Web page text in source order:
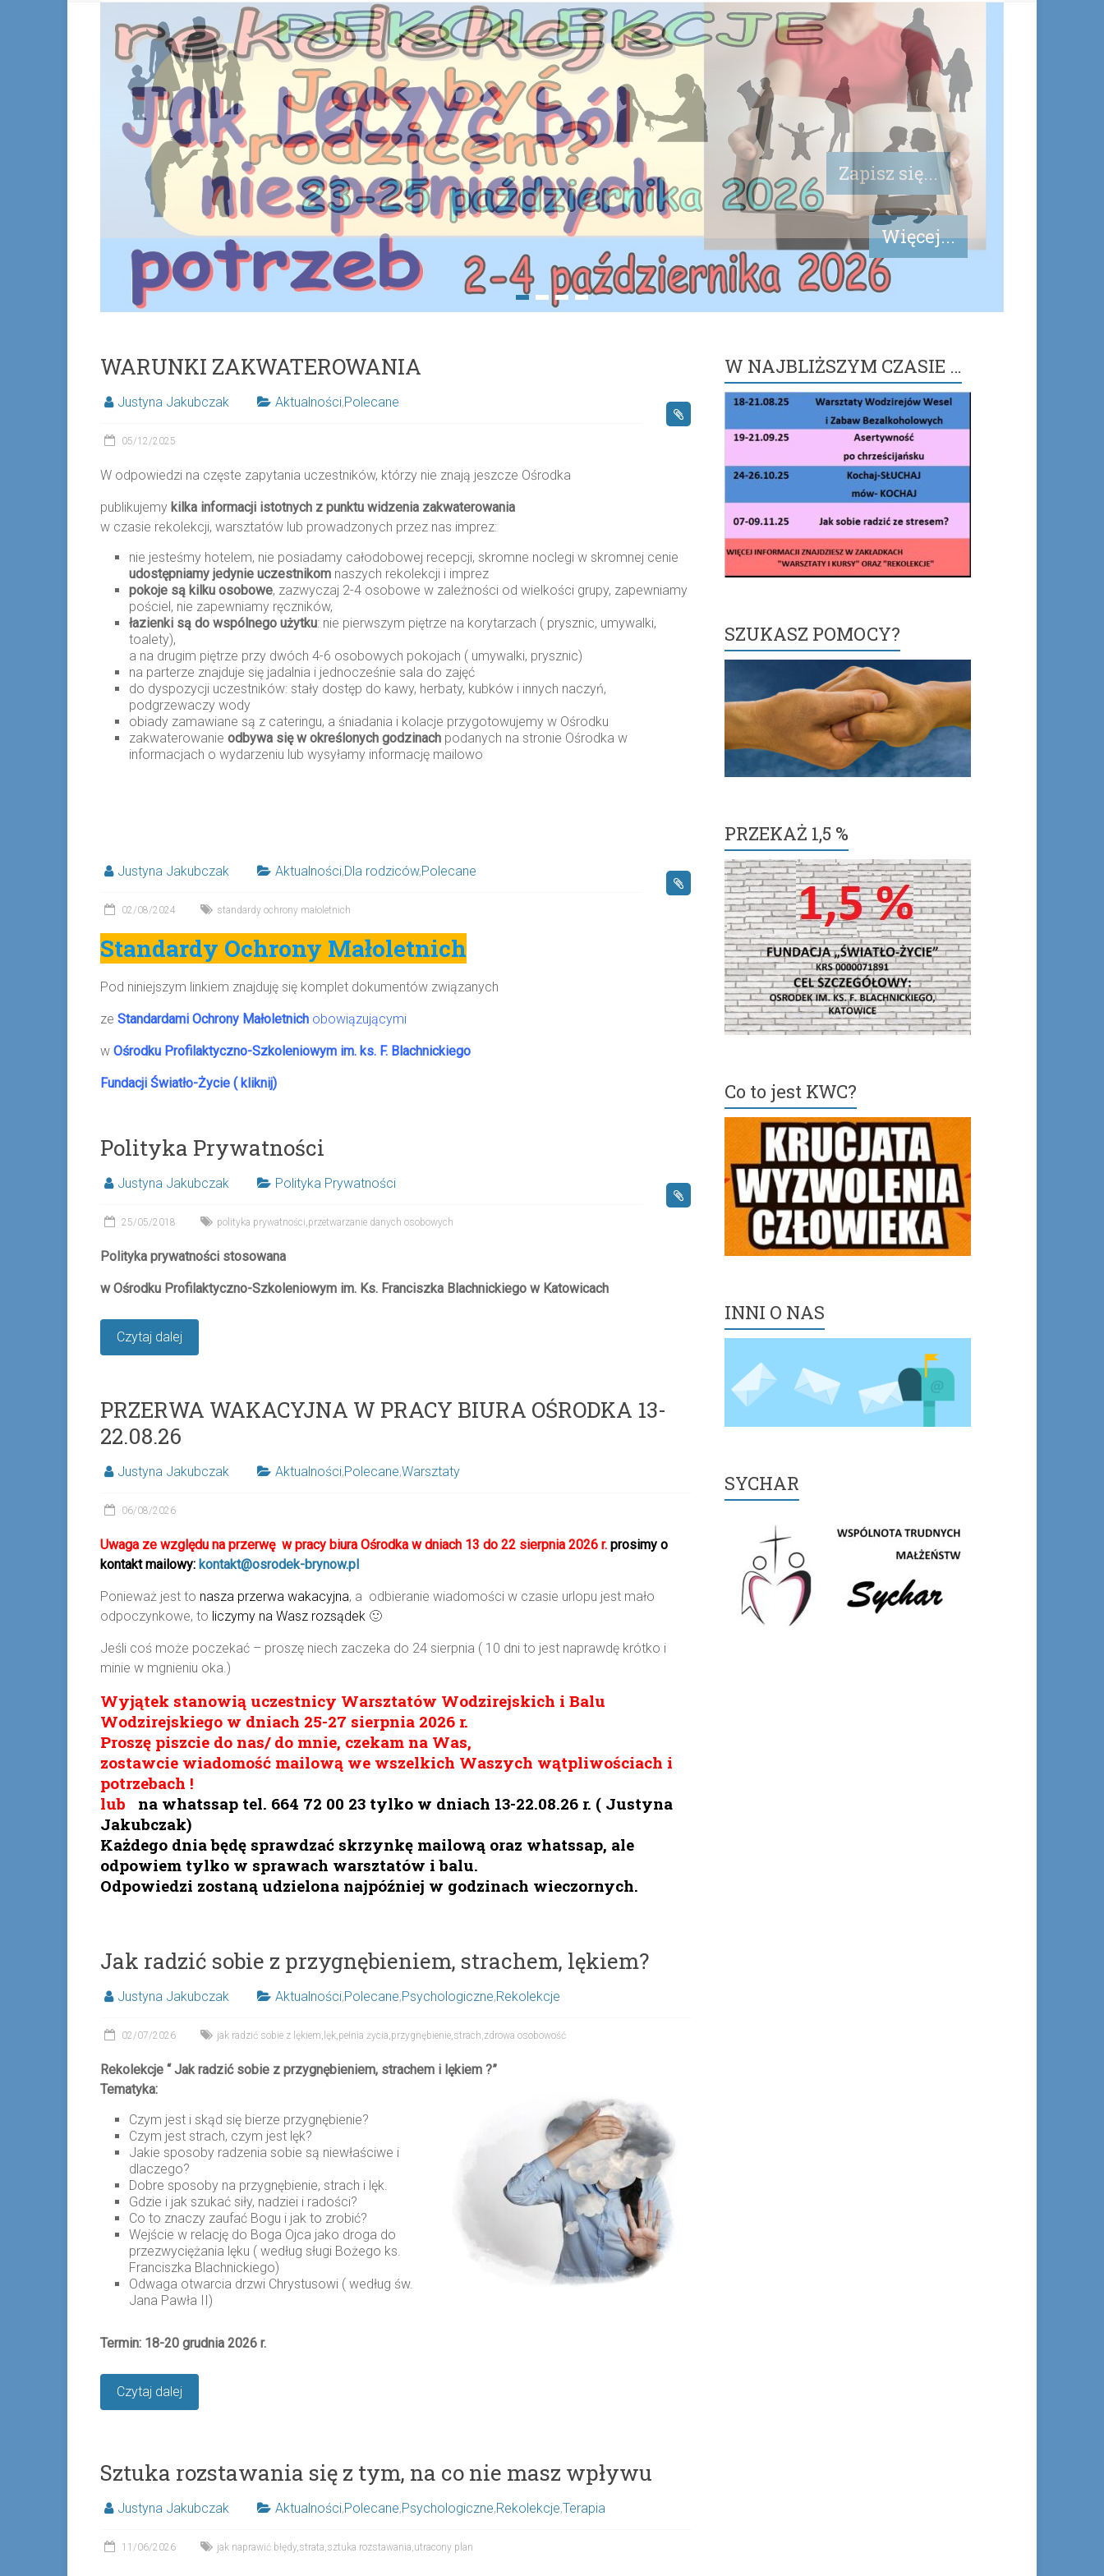
Więcej...
WARUNKI ZAKWATEROWANIA
Justyna Jakubczak Aktualności,Polecane
05/12/2025
W odpowiedzi na częste zapytania uczestników, którzy nie znają jeszcze Ośrodka
publikujemy kilka informacji istotnych z punktu widzenia zakwaterowania
w czasie rekolekcji, warsztatów lub prowadzonych przez nas imprez:
nie jesteśmy hotelem, nie posiadamy całodobowej recepcji, skromne noclegi w skromnej cenie
udostępniamy jedynie uczestnikom naszych rekolekcji i imprez
pokoje są kilku osobowe, zazwyczaj 2-4 osobowe w zależności od wielkości grupy, zapewniamy
pościel, nie zapewniamy ręczników,
łazienki są do wspólnego użytku: nie pierwszym piętrze na korytarzach ( prysznic, umywalki,
toalety),
a na drugim piętrze przy dwóch 4-6 osobowych pokojach ( umywalki, prysznic)
na parterze znajduje się jadalnia i jednocześnie sala do zajęć
do dyspozycji uczestników: stały dostęp do kawy, herbaty, kubków i innych naczyń,
podgrzewaczy wody
obiady zamawiane są z cateringu, a śniadania i kolacje przygotowujemy w Ośrodku
zakwaterowanie odbywa się w określonych godzinach podanych na stronie Ośrodka w
informacjach o wydarzeniu lub wysyłamy informację mailowo
Justyna Jakubczak Aktualności,Dla rodziców,Polecane
02/08/2024 standardy ochrony małoletnich
Standardy Ochrony Małoletnich
Pod niniejszym linkiem znajduję się komplet dokumentów związanych
ze Standardami Ochrony Małoletnich obowiązującymi
w Ośrodku Profilaktyczno-Szkoleniowym im. ks. F. Blachnickiego
Fundacji Światło-Życie ( kliknij)
Polityka Prywatności
Justyna Jakubczak Polityka Prywatności
25/05/2018 polityka prywatności,przetwarzanie danych osobowych
Polityka prywatności stosowana
w Ośrodku Profilaktyczno-Szkoleniowym im. Ks. Franciszka Blachnickiego w Katowicach
Czytaj dalej
PRZERWA WAKACYJNA W PRACY BIURA OŚRODKA 13-
22.08.26
Justyna Jakubczak Aktualności,Polecane,Warsztaty
06/08/2026
Uwaga ze względu na przerwę w pracy biura Ośrodka w dniach 13 do 22 sierpnia 2026 r. prosimy o
kontakt mailowy: kontakt@osrodek-brynow.pl
Ponieważ jest to nasza przerwa wakacyjna, a odbieranie wiadomości w czasie urlopu jest mało
odpoczynkowe, to liczymy na Wasz rozsądek 🙂
Jeśli coś może poczekać – proszę niech zaczeka do 24 sierpnia ( 10 dni to jest naprawdę krótko i
minie w mgnieniu oka.)
Wyjątek stanowią uczestnicy Warsztatów Wodzirejskich i Balu
Wodzirejskiego w dniach 25-27 sierpnia 2026 r.
Proszę piszcie do nas/ do mnie, czekam na Was,
zostawcie wiadomość mailową we wszelkich Waszych wątpliwościach i
potrzebach !
lub
na whatssap tel. 664 72 00 23 tylko w dniach 13-22.08.26 r. ( Justyna
Jakubczak)
Każdego dnia będę sprawdzać skrzynkę mailową oraz whatssap, ale
odpowiem tylko w sprawach warsztatów i balu.
Odpowiedzi zostaną udzielona najpóźniej w godzinach wieczornych.
Jak radzić sobie z przygnębieniem, strachem, lękiem?
Justyna Jakubczak Aktualności,Polecane,Psychologiczne,Rekolekcje
02/07/2026 jak radzić sobie z lękiem, lęk,pełnia życia,przygnębienie,strach,zdrowa osobowość
Rekolekcje “ Jak radzić sobie z przygnębieniem, strachem i lękiem ?”
Tematyka:
Czym jest i skąd się bierze przygnębienie?
Czym jest strach, czym jest lęk?
Jakie sposoby radzenia sobie są niewłaściwe i
dlaczego?
Dobre sposoby na przygnębienie, strach i lęk.
Gdzie i jak szukać siły, nadziei i radości?
Co to znaczy zaufać Bogu i jak to zrobić?
Wejście w relację do Boga Ojca jako droga do
przezwyciężania lęku ( według sługi Bożego ks.
Franciszka Blachnickiego)
Odwaga otwarcia drzwi Chrystusowi ( według św.
Jana Pawła II)
Termin: 18-20 grudnia 2026 r.
Czytaj dalej
Sztuka rozstawania się z tym, na co nie masz wpływu
Justyna Jakubczak Aktualności,Polecane,Psychologiczne,Rekolekcje,Terapia
11/06/2026 jak naprawić błędy,strata,sztuka rozstawania,utracony plan
W NAJBLIŻSZYM CZASIE …
SZUKASZ POMOCY?
PRZEKAŻ 1,5 %
Co to jest KWC?
INNI O NAS
SYCHAR